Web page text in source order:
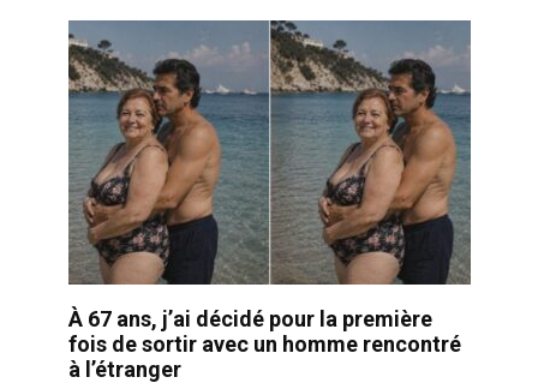
À 67 ans, j’ai décidé pour la première
fois de sortir avec un homme rencontré
à l’étranger